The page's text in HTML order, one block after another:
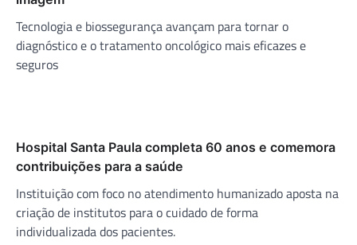
Tecnologia e biossegurança avançam para tornar o
diagnóstico e o tratamento oncológico mais eficazes e
seguros
Hospital Santa Paula completa 60 anos e comemora
contribuições para a saúde
Instituição com foco no atendimento humanizado aposta na
criação de institutos para o cuidado de forma
individualizada dos pacientes.